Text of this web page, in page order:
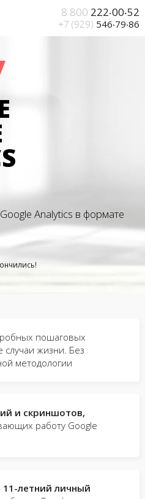
8 800 222‧00‧52
+7 (929) 546‧79‧86
Analytics в формате
пошаговых
случаи жизни. Без
методологии
и скриншотов,
работу Google
11-летний личный